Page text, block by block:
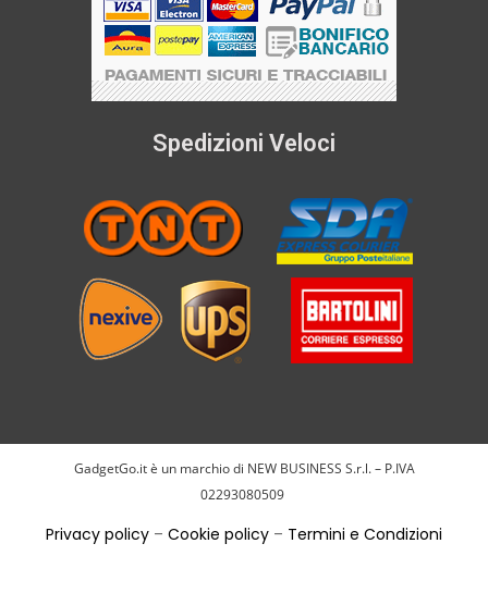
Spedizioni Veloci
GadgetGo.it è un marchio di NEW BUSINESS S.r.l. – P.IVA
02293080509
Privacy policy – Cookie policy – Termini e Condizioni